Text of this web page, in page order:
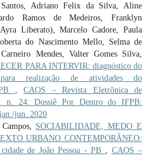
Adriano Felix da Silva, Aline
Ramos de Medeiros, Franklyn
Liberato), Marcelo Cadore, Paula
do Nascimento Mello, Selma de
Mendes, Valter Gomes Silva,
PARA INTERVIR: diagnóstico do
para realização de atividades do
, CAOS – Revista Eletrônica de
n. 24: Dossiê Por Dentro do IFPB:
jun. 2020
SOCIABILIDADE, MEDO E
URBANO CONTEMPORÂNEO:
de João Pessoa - PB , CAOS –